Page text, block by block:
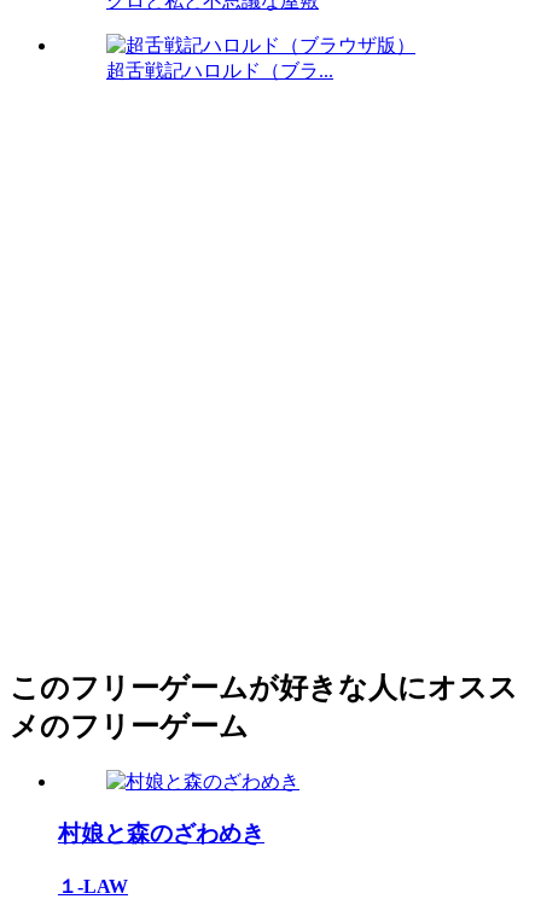
超舌戦記ハロルド（ブラ...
このフリーゲームが好きな人にオスス
メのフリーゲーム
村娘と森のざわめき
１-LAW